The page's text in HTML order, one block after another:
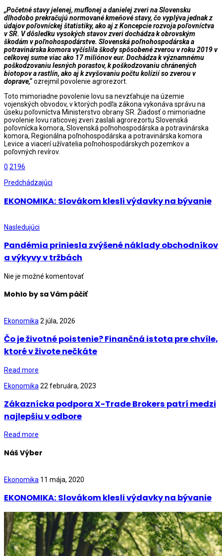
„Početné stavy jelenej, muflonej a danielej zveri na Slovensku
dlhodobo prekračujú normované kmeňové stavy, čo vyplýva jednak z
údajov poľovníckej štatistiky, ako aj z Koncepcie rozvoja poľovníctva
v SR. V dôsledku vysokých stavov zveri dochádza k obrovským
škodám v poľnohospodárstve. Slovenská poľnohospodárska a
potravinárska komora vyčíslila škody spôsobené zverou v roku 2019 v
celkovej sume viac ako 17 miliónov eur. Dochádza k významnému
poškodzovaniu lesných porastov, k poškodzovaniu chránených
biotopov a rastlín, ako aj k zvyšovaniu počtu kolízií so zverou v
doprave,“ozrejmil povolenie agrorezort.
Toto mimoriadne povolenie lovu sa nevzťahuje na územie
vojenských obvodov, v ktorých podľa zákona vykonáva správu na
úseku poľovníctva Ministerstvo obrany SR. Žiadosť o mimoriadne
povolenie lovu raticovej zveri zaslali agrorezortu Slovenská
poľovnícka komora, Slovenská poľnohospodárska a potravinárska
komora, Regionálna poľnohospodárska a potravinárska komora
Levice a viacerí užívatelia poľnohospodárskych pozemkov a
poľovných revírov.
0 2196
Predchádzajúci
EKONOMIKA: Slovákom klesli výdavky na bývanie
Nasledujúci
Pandémia priniesla zvýšené náklady obchodníkov
a výkyvy v tržbách
Nie je možné komentovať
Mohlo by sa Vám páčiť
Ekonomika 2 júla, 2026
Čo je životné poistenie? Finančná istota pre chvíle,
ktoré v živote nečkáte
Read more
Ekonomika 22 februára, 2023
Zákaznícka podpora X-Trade Brokers patrí medzi
najlepšiu v odbore
Read more
Náš Výber
Ekonomika 11 mája, 2020
EKONOMIKA: Slovákom klesli výdavky na bývanie